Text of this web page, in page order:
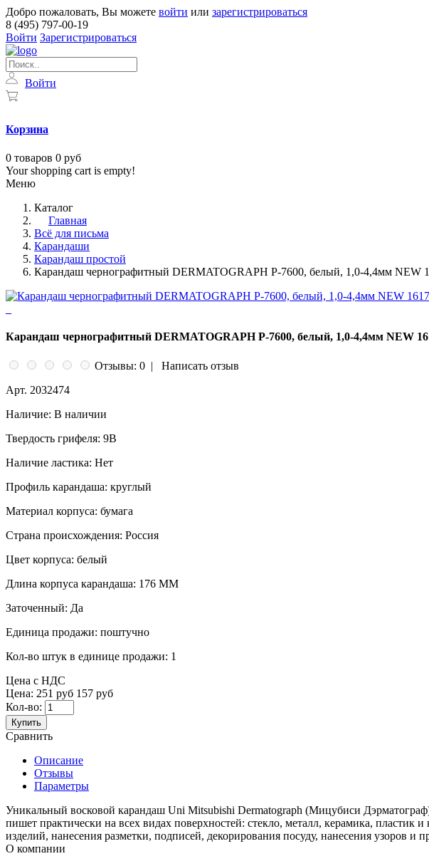
Добро пожаловать, Вы можете войти или зарегистрироваться
8 (495) 797-00-19
Войти Зарегистрироваться
Войти
Корзина
0 товаров 0 руб
Your shopping cart is empty!
Меню
Каталог
Главная
Всё для письма
Карандаши
Карандаш простой
Карандаш чернографитный DERMATOGRAPH P-7600, белый, 1,0-4,4мм NEW
Карандаш чернографитный DERMATOGRAPH P-7600, белый, 1,0-4,4мм NEW
Отзывы: 0 |
Написать отзыв
Арт. 2032474
Наличие: В наличии
Твердость грифеля: 9B
Наличие ластика: Нет
Профиль карандаша: круглый
Материал корпуса: бумага
Страна происхождения: Россия
Цвет корпуса: белый
Длина корпуса карандаша: 176 ММ
Заточенный: Да
Единица продажи: поштучно
Кол-во штук в единице продажи: 1
Цена с НДС
Цена: 251 руб 157 руб
Кол-во:
Купить
Сравнить
Описание
Отзывы
Параметры
Уникальный восковой карандаш Uni Mitsubishi Dermatograph (Мицубиси
пишет практически на всех видах поверхностей: стекло, металл, керамика,
изделий, нанесения разметки, подписей, декорирования посуду, нанесения узоров и
О компании